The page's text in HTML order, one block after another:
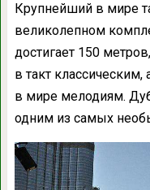
Крупнейший в мире
великолепном
достигает 150
в такт
в мире мелодиям.
одним из самых